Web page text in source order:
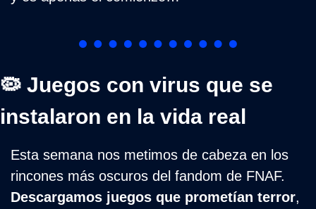
🦠 Juegos con virus que se
instalaron en la vida real
Esta semana nos metimos de cabeza en los
Descargamos juegos que prometían terror,